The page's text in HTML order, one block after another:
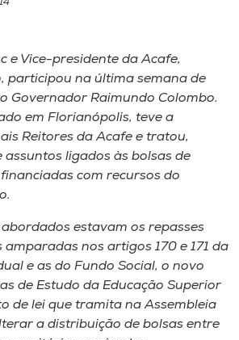
e Vice-presidente da Acafe,
participou na última semana de
Governador Raimundo Colombo.
em Florianópolis, teve a
Reitores da Acafe e tratou,
ligados às bolsas de
com recursos do
estavam os repasses
nos artigos 170 e 171 da
e as do Fundo Social, o novo
de Estudo da Educação Superior
de lei que tramita na Assembleia
a distribuição de bolsas entre